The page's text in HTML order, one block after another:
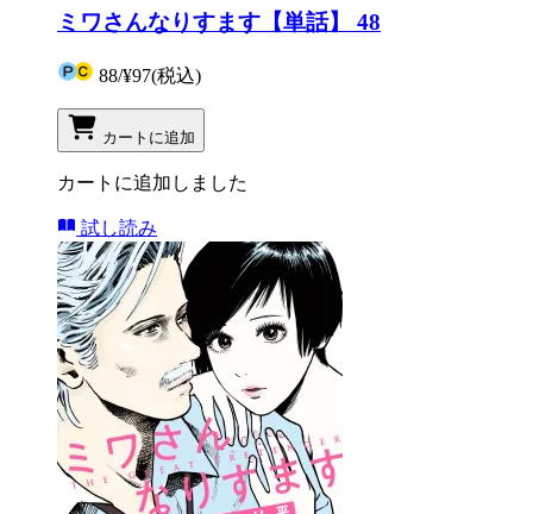
ミワさんなりすます【単話】 48
88/¥97(税込)
カートに追加
カートに追加しました
試し読み